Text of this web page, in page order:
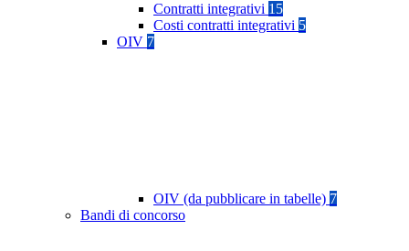
Contratti integrativi 15
Costi contratti integrativi 5
OIV 7
OIV (da pubblicare in tabelle) 7
Bandi di concorso